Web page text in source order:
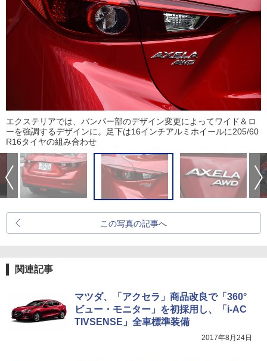
エクステリアでは、バンパー部のデザイン変更によってワイド＆ロ
ーを強調するデザインに。足下は16インチアルミホイールに205/60
R16タイヤの組み合わせ
この写真の記事へ
関連記事
マツダ、「アクセラ」商品改良で「360°
ビュー・モニター」を初採用し、「i-AC
TIVSENSE」全車標準装備
2017年8月24日